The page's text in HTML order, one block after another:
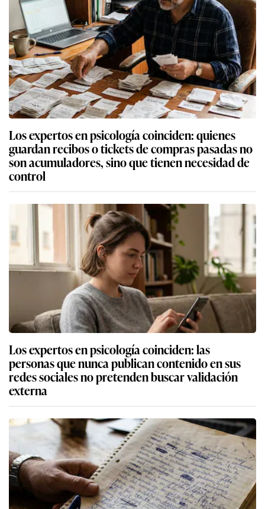
Los expertos en psicología coinciden: quienes
guardan recibos o tickets de compras pasadas no
son acumuladores, sino que tienen necesidad de
control
Los expertos en psicología coinciden: las
personas que nunca publican contenido en sus
redes sociales no pretenden buscar validación
externa